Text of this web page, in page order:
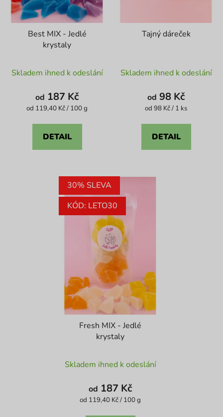
Best MIX - Jedlé
krystaly
hodnocení
produktu
je
z
Skladem ihned k odeslání
od 187 Kč
Měrná
od 119,40 Kč / 100 g
DETAIL
Tajný dáreček
hodnocení
produktu
je
z
Skladem ihned k odeslání
od 98 Kč
Měrná
od 98 Kč / 1 ks
DETAIL
30% SLEVA
KÓD: LETO30
Fresh MIX - Jedlé
krystaly
hodnocení
produktu
je
Skladem ihned k odeslání
od 187 Kč
Měrná
od 119,40 Kč / 100 g